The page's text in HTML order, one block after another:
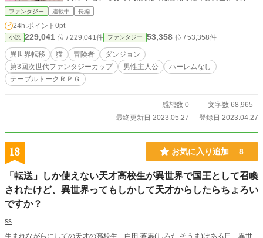
活は忙しくも楽しい。 ある日、ダンジョンで出会った少女ア
ワサを聞く。 ネコランドを守る聖女と精霊コレット、ダンジ
ョンの奥に潜むという悪い魔女、司書で記録者で作家のロゴ
ス。それぞれの思惑がからみ合う。 猫ダンスは世界を救
う！？ ……ヒロインが出てくるの遅くてすいません。 タイト
ル画制作：浅間遊歩＆Midjourney
ファンタジー 連載中 長編
24h.ポイント 0pt
小説 229,041 位 / 229,041件 ファンタジー 53,358 位 / 53,358件
異世界転移 猫 冒険者
ダンジョン
第3回次世代ファンタジーカップ
男性主人公
ハーレムなし
テーブルトークＲＰＧ
感想数 0
文字数 68,965
最終更新日 2023.05.27
登録日 2023.04.27
18 お気に入り追加 8
「転送」しか使えない天才高校生が異世界で国王として召喚
されたけど、異世界ってもしかして天才からしたらちょろい
ですか？
ss
生まれながらにしての天才の高校生、白田 蒼馬(しろた そうま)はある日、異世